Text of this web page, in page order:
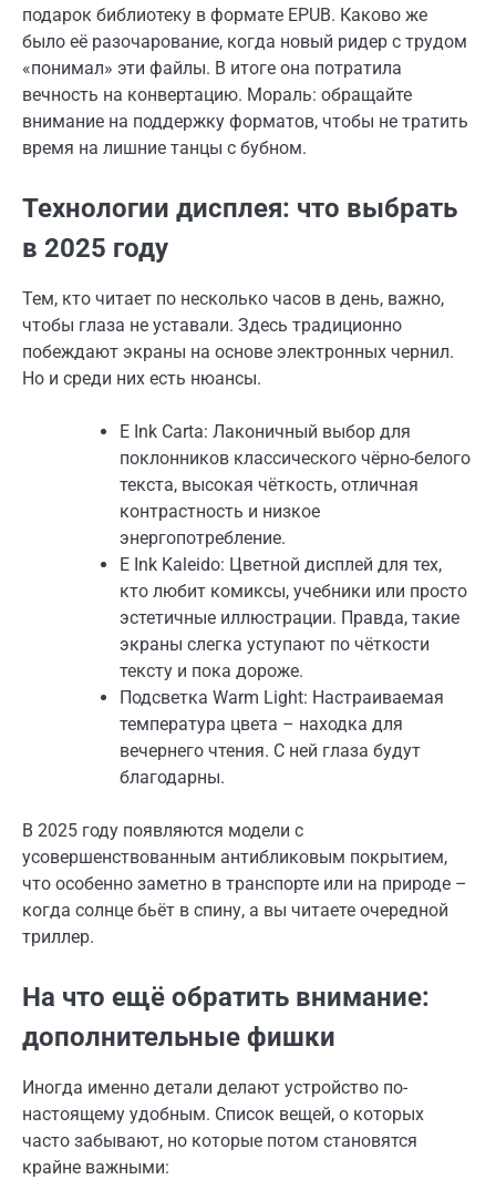
подарок библиотеку в формате EPUB. Каково же
было её разочарование, когда новый ридер с трудом
«понимал» эти файлы. В итоге она потратила
вечность на конвертацию. Мораль: обращайте
внимание на поддержку форматов, чтобы не тратить
время на лишние танцы с бубном.
Технологии дисплея: что выбрать
в 2025 году
Тем, кто читает по несколько часов в день, важно,
чтобы глаза не уставали. Здесь традиционно
побеждают экраны на основе электронных чернил.
Но и среди них есть нюансы.
E Ink Carta: Лаконичный выбор для
поклонников классического чёрно-белого
текста, высокая чёткость, отличная
контрастность и низкое
энергопотребление.
E Ink Kaleido: Цветной дисплей для тех,
кто любит комиксы, учебники или просто
эстетичные иллюстрации. Правда, такие
экраны слегка уступают по чёткости
тексту и пока дороже.
Подсветка Warm Light: Настраиваемая
температура цвета – находка для
вечернего чтения. С ней глаза будут
благодарны.
В 2025 году появляются модели с
усовершенствованным антибликовым покрытием,
что особенно заметно в транспорте или на природе –
когда солнце бьёт в спину, а вы читаете очередной
триллер.
На что ещё обратить внимание:
дополнительные фишки
Иногда именно детали делают устройство по-
настоящему удобным. Список вещей, о которых
часто забывают, но которые потом становятся
крайне важными: